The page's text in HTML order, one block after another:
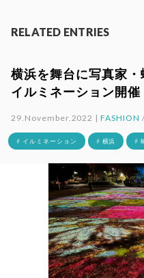
RELATED ENTRIES
横浜を舞台に写真家
イルミネーション開催
29.November.2022 |FASHION
# イルミネーション # 横浜 #